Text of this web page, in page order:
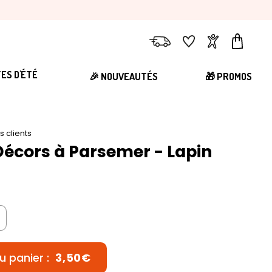
LivraisonFavorisComptePanier
D'ÉTÉ 🎉 NOUVEAUTÉS 🎁 PROMOS
clients
à Parsemer - Lapin
panier : 3,50€